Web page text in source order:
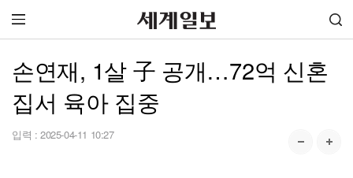
손연재, 1살 子 공개…72억 신혼
집서 육아 집중
입력 : 2025-04-11 10:27